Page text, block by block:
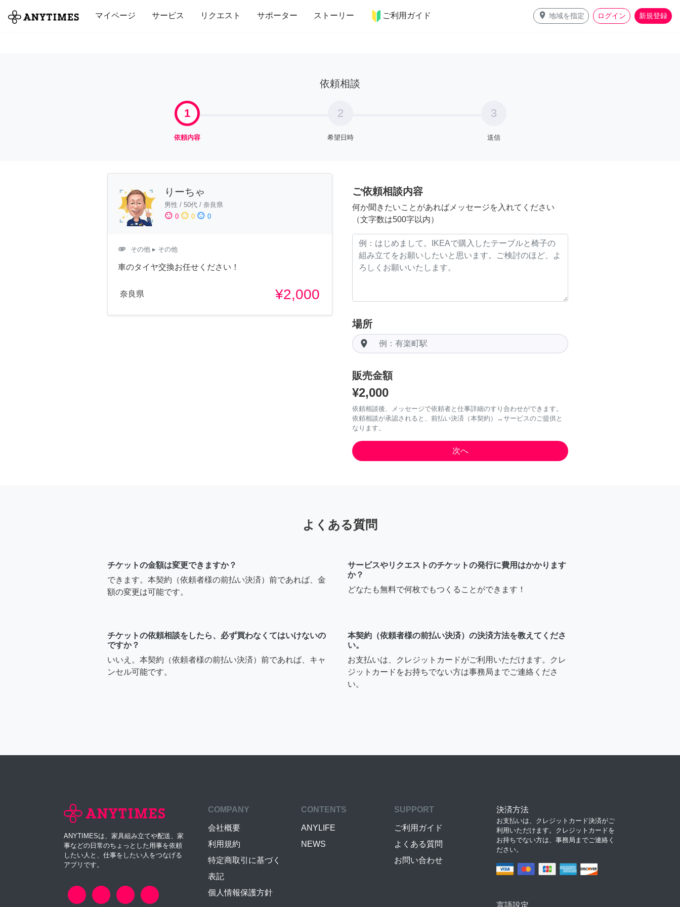
マイページ サービス リクエスト サポーター ストーリー ご利用ガイド place 地域を指定 ログイン 新規登録
全て 修理・組立 家事 引っ越し インテリア 趣味・習い事 ペット 料理
依頼相談
1
依頼内容
2
希望日時
3
送信
りーちゃ
男性 / 50代 / 奈良県
sentiment_satisfied 0 sentiment_neutral 0 sentiment_dissatisfied 0
attachment その他 ▸ その他
車のタイヤ交換お任せください！
奈良県 ¥2,000
ご依頼相談内容
何か聞きたいことがあればメッセージを入れてください
（文字数は500字以内）
場所
room
販売金額
¥2,000
依頼相談後、メッセージで依頼者と仕事詳細のすり合わせができます。
依頼相談が承認されると、前払い決済（本契約）→サービスのご提供と
なります。
よくある質問
チケットの金額は変更できますか？
できます。本契約（依頼者様の前払い決済）前であれば、金
額の変更は可能です。
サービスやリクエストのチケットの発行に費用はかかります
か？
どなたも無料で何枚でもつくることができます！
チケットの依頼相談をしたら、必ず買わなくてはいけないの
ですか？
いいえ。本契約（依頼者様の前払い決済）前であれば、キャ
ンセル可能です。
本契約（依頼者様の前払い決済）の決済方法を教えてくださ
い。
お支払いは、クレジットカードがご利用いただけます。クレ
ジットカードをお持ちでない方は事務局までご連絡くださ
い。
ANYTIMESは、家具組み立てや配送、家
事などの日常のちょっとした用事を依頼
したい人と、仕事をしたい人をつなげる
アプリです。
COMPANY
会社概要
利用規約
特定商取引に基づく
表記
個人情報保護方針
CONTENTS
ANYLIFE
NEWS
SUPPORT
ご利用ガイド
よくある質問
お問い合わせ
決済方法
お支払いは、クレジットカード決済がご
利用いただけます。クレジットカードを
お持ちでない方は、事務局までご連絡く
ださい。
言語設定